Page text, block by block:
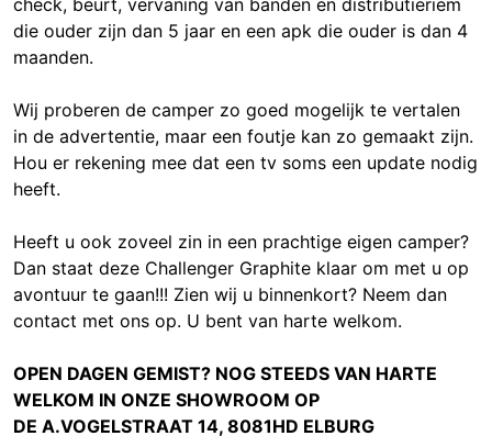
check, beurt, vervaning van banden en distributieriem
die ouder zijn dan 5 jaar en een apk die ouder is dan 4
maanden.
Wij proberen de camper zo goed mogelijk te vertalen
in de advertentie, maar een foutje kan zo gemaakt zijn.
Hou er rekening mee dat een tv soms een update nodig
heeft.
Heeft u ook zoveel zin in een prachtige eigen camper?
Dan staat deze Challenger Graphite klaar om met u op
avontuur te gaan!!! Zien wij u binnenkort? Neem dan
contact met ons op. U bent van harte welkom.
OPEN DAGEN GEMIST? NOG STEEDS VAN HARTE
WELKOM IN ONZE SHOWROOM OP
DE A.VOGELSTRAAT 14, 8081HD ELBURG